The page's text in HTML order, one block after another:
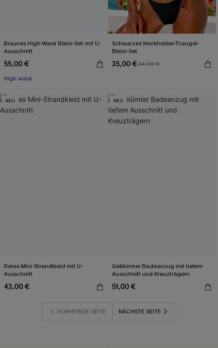
Braunes High-Waist Bikini-Set mit U-
Ausschnitt
55,00 €
High waist
Schwarzes Neckholder-Triangel-
Bikini-Set
35,00 €44,00 €
NEU
Rotes Mini-Strandkleid mit U-
Ausschnitt
43,00 €
NEU
Geblümter Badeanzug mit tiefem
Ausschnitt und Kreuzträgern
51,00 €
VORHERIGE SEITE NÄCHSTE SEITE